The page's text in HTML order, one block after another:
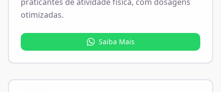
otimizadas.
Saiba Mais